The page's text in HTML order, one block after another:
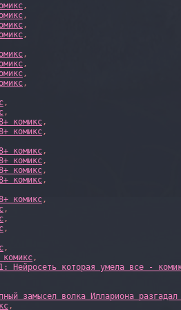
,
,
,
,
,
,
,
,
,
,
комикс,
комикс,
комикс,
комикс,
комикс,
комикс,
комикс,
,
,
,
,
,
Нейросеть которая умела все -
замысел волка Иллариона
,